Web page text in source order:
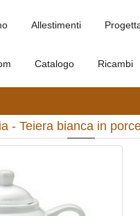
Allestimenti
Catalogo Ricambi
- Teiera bianca in